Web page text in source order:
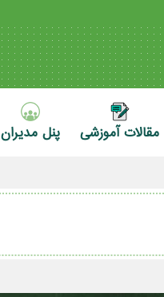
مقالات آموزشی پنل مدیران